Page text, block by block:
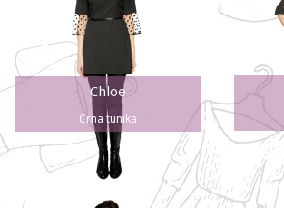
Chloe
Crna tunika